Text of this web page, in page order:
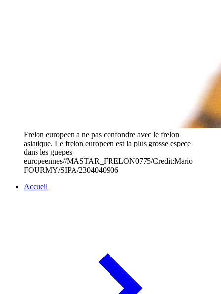
Frelon europeen a ne pas confondre avec le frelon
asiatique. Le frelon europeen est la plus grosse espece
dans les guepes
europeennes//MASTAR_FRELON0775/Credit:Mario
FOURMY/SIPA/2304040906
Accueil